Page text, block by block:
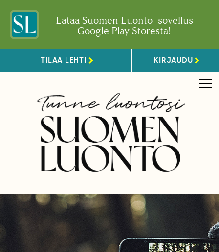
Lataa Suomen Luonto -sovellus
Google Play Storesta!
TILAA LEHTI KIRJAUDU